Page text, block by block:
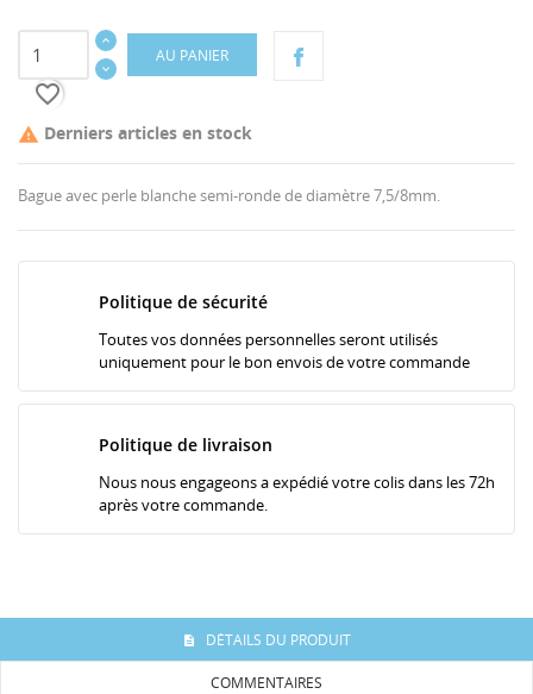
AU PANIER
favorite_border
 Derniers articles en stock
Bague avec perle blanche semi-ronde de diamètre 7,5/8mm.
Politique de sécurité
Toutes vos données personnelles seront utilisés
uniquement pour le bon envois de votre commande
Politique de livraison
Nous nous engageons a expédié votre colis dans les 72h
après votre commande.
DÉTAILS DU PRODUIT
COMMENTAIRES